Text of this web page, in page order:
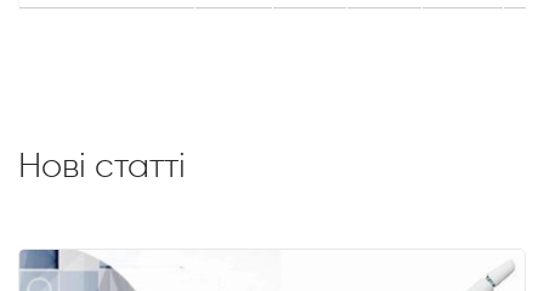
Нові статті